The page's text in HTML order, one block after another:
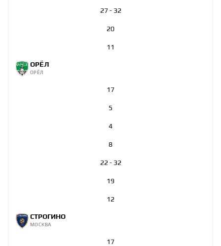
27 - 32
20
11
ОРЁЛ
ОРЁЛ
17
5
4
8
22 - 32
19
12
СТРОГИНО
МОСКВА
17